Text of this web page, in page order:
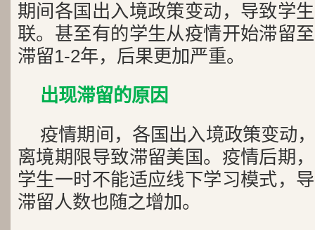
期间各国出入境政策变动，导致学
联。甚至有的学生从疫情开始滞留
滞留1-2年，后果更加严重。
出现滞留的原因
疫情期间，各国出入境政策变动
离境期限导致滞留美国。疫情后期
学生一时不能适应线下学习模式，
滞留人数也随之增加。